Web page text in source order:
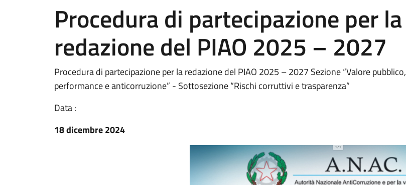
Procedura di partecipazione per la
redazione del PIAO 2025 – 2027
Procedura di partecipazione per la redazione del PIAO 2025 – 2027 Sezione “Valore pubblico,
performance e anticorruzione” - Sottosezione “Rischi corruttivi e trasparenza”
Data :
18 dicembre 2024